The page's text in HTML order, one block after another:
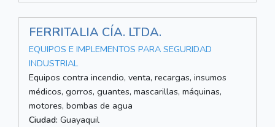
FERRITALIA CÍA. LTDA.
EQUIPOS E IMPLEMENTOS PARA SEGURIDAD
INDUSTRIAL
Equipos contra incendio, venta, recargas, insumos
médicos, gorros, guantes, mascarillas, máquinas,
motores, bombas de agua
Ciudad: Guayaquil